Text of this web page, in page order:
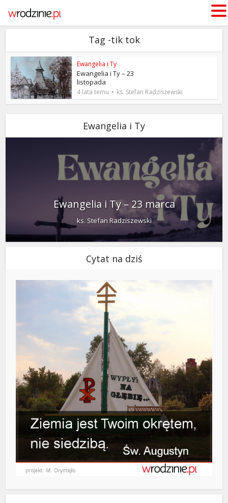
Tag -tik tok
Ewangelia i Ty
Ewangelia i Ty – 23
listopada
4 lata temu ks. Stefan Radziszewski
Ewangelia i Ty
Ewangelia i Ty – 23 marca
ks. Stefan Radziszewski
Cytat na dziś